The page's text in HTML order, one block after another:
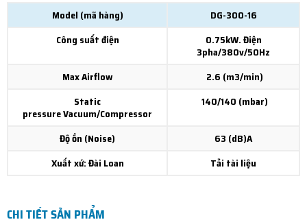
Model (mã hàng)
DG-300-16
Công suất điện
0.75kW. Điện
3pha/380v/50Hz
Max Airflow
2.6 (m3/min)
Static
pressure Vacuum/Compressor
140/140 (mbar)
Độ ồn (Noise)
63 (dB)A
Xuất xứ: Đài Loan
Tải tài liệu
CHI TIẾT SẢN PHẨM